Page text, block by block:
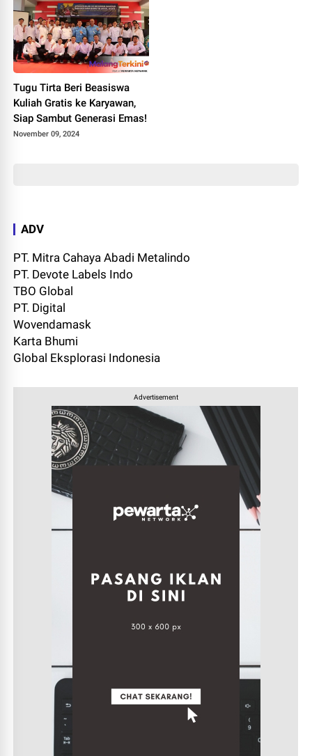
Tugu Tirta Beri Beasiswa
Kuliah Gratis ke Karyawan,
Siap Sambut Generasi Emas!
November 09, 2024
ADV
PT. Mitra Cahaya Abadi Metalindo
PT. Devote Labels Indo
TBO Global
PT. Digital
Wovendamask
Karta Bhumi
Global Eksplorasi Indonesia
Advertisement